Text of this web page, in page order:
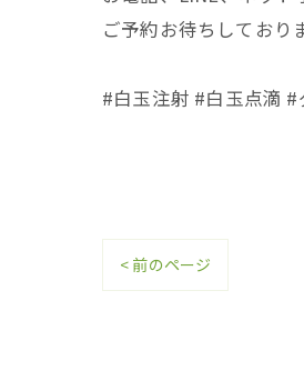
ご予約お待ちしており
#白玉注射 #白玉点滴
< 前のページ